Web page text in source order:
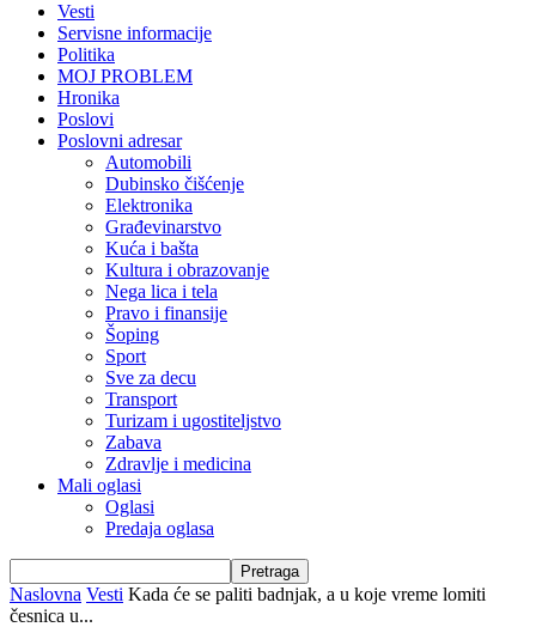
Vesti
Servisne informacije
Politika
MOJ PROBLEM
Hronika
Poslovi
Poslovni adresar
Automobili
Dubinsko čišćenje
Elektronika
Građevinarstvo
Kuća i bašta
Kultura i obrazovanje
Nega lica i tela
Pravo i finansije
Šoping
Sport
Sve za decu
Transport
Turizam i ugostiteljstvo
Zabava
Zdravlje i medicina
Mali oglasi
Oglasi
Predaja oglasa
Naslovna Vesti Kada će se paliti badnjak, a u koje vreme lomiti
česnica u...